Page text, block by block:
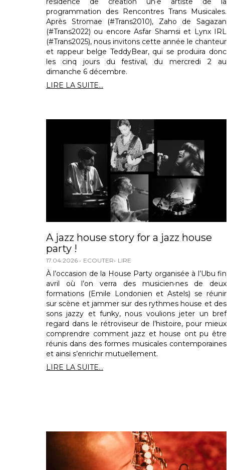
programmation des Rencontres Trans Musicales.
Après Stromae (#Trans2010), Zaho de Sagazan
(#Trans2022) ou encore Asfar Shamsi et Lynx IRL
(#Trans2025), nous invitons cette année le chanteur
et rappeur belge TeddyBear, qui se produira donc
les cinq jours du festival, du mercredi 2 au
dimanche 6 décembre.
LIRE LA SUITE...
A jazz house story for a jazz house
party !
17.04.2026 ECOUTER LIRE
À l’occasion de la House Party organisée à l’Ubu fin
avril où l’on verra des musicien·nes de deux
formations (Emile Londonien et Astels) se réunir
sur scène et jammer sur des rythmes house et des
sons jazzy et funky, nous voulions jeter un bref
regard dans le rétroviseur de l’histoire, pour mieux
comprendre comment jazz et house ont pu être
réunis dans des formes musicales contemporaines
et ainsi s’enrichir mutuellement.
LIRE LA SUITE...